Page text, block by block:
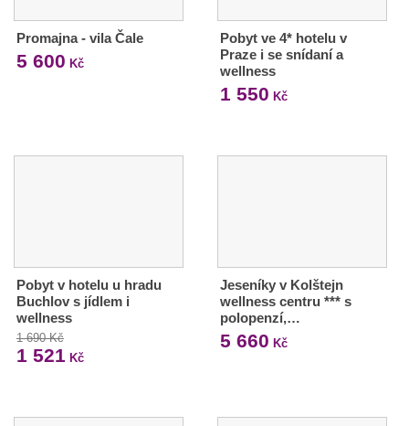
Promajna - vila Čale
5 600 Kč
Pobyt ve 4* hotelu v
Praze i se snídaní a
wellness
1 550 Kč
Pobyt v hotelu u hradu
Buchlov s jídlem i
wellness
1 690 Kč
1 521 Kč
Jeseníky v Kolštejn
wellness centru *** s
polopenzí,…
5 660 Kč